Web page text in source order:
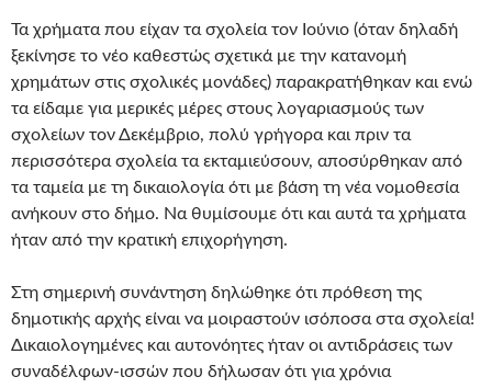
Τα χρήματα που είχαν τα σχολεία τον Ιούνιο (όταν δηλαδή
ξεκίνησε το νέο καθεστώς σχετικά με την κατανομή
χρημάτων στις σχολικές μονάδες) παρακρατήθηκαν και ενώ
τα είδαμε για μερικές μέρες στους λογαριασμούς των
σχολείων τον Δεκέμβριο, πολύ γρήγορα και πριν τα
περισσότερα σχολεία τα εκταμιεύσουν, αποσύρθηκαν από
τα ταμεία με τη δικαιολογία ότι με βάση τη νέα νομοθεσία
ανήκουν στο δήμο. Να θυμίσουμε ότι και αυτά τα χρήματα
ήταν από την κρατική επιχορήγηση.
Στη σημερινή συνάντηση δηλώθηκε ότι πρόθεση της
δημοτικής αρχής είναι να μοιραστούν ισόποσα στα σχολεία!
Δικαιολογημένες και αυτονόητες ήταν οι αντιδράσεις των
συναδέλφων-ισσών που δήλωσαν ότι για χρόνια